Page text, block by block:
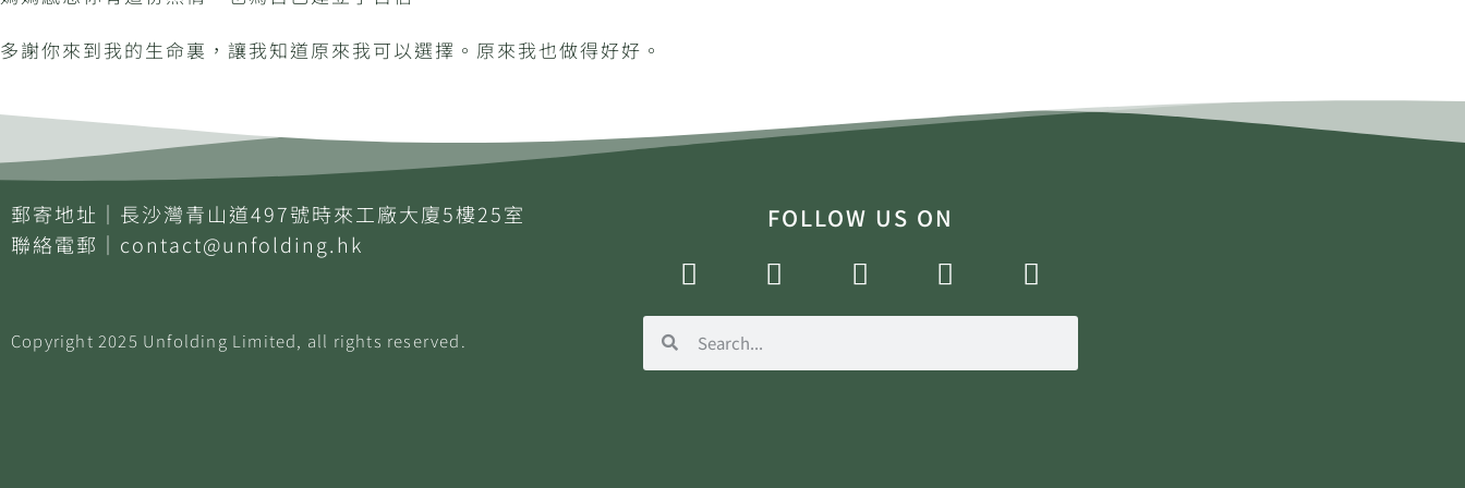
多謝你來到我的生命裏，讓我知道原來我可以選擇。原來我也做得好好。
郵寄地址｜長沙灣青山道497號時來工廠大廈5樓25室
聯絡電郵｜ contact@unfolding.hk
Copyright 2025 Unfolding Limited, all rights reserved.
FOLLOW US ON